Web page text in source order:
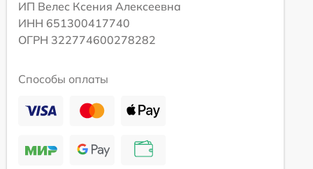
ИП Велес Ксения Алексеевна
ИНН 651300417740
ОГРН 322774600278282
Способы оплаты